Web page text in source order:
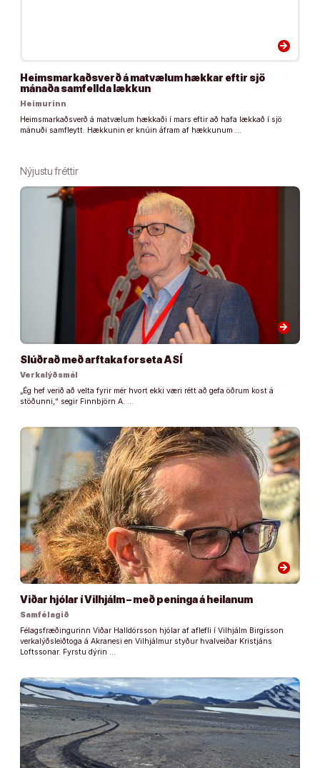
arrow_forward
Heimsmarkaðsverð á matvælum hækkar eftir sjö
mánaða samfellda lækkun
Heimurinn
Heimsmarkaðsverð á matvælum hækkaði í mars eftir að hafa lækkað í sjö
mánuði samfleytt. Hækkunin er knúin áfram af hækkunum …
Nýjustu fréttir
arrow_forward
Slúðrað með arftaka forseta ASÍ
Verkalýðsmál
„Ég hef verið að velta fyrir mér hvort ekki væri rétt að gefa öðrum kost á
stöðunni,“ segir Finnbjörn A. …
arrow_forward
Viðar hjólar í Vilhjálm – með peninga á heilanum
Samfélagið
Félagsfræðingurinn Viðar Halldórsson hjólar af aflefli í Vilhjálm Birgisson
verkalýðsleiðtoga á Akranesi en Vilhjálmur styður hvalveiðar Kristjáns
Loftssonar. Fyrstu dýrin …